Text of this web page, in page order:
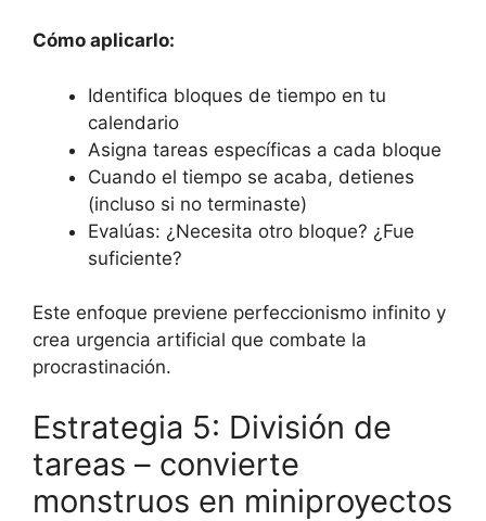
Cómo aplicarlo:
Identifica bloques de tiempo en tu
calendario
Asigna tareas específicas a cada bloque
Cuando el tiempo se acaba, detienes
(incluso si no terminaste)
Evalúas: ¿Necesita otro bloque? ¿Fue
suficiente?
Este enfoque previene perfeccionismo infinito y
crea urgencia artificial que combate la
procrastinación.
Estrategia 5: División de
tareas – convierte
monstruos en miniproyectos